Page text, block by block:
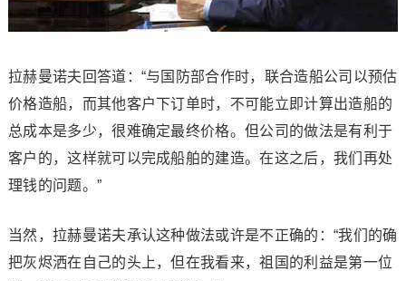
拉赫曼诺夫回答道：“与国防部合作时，联合造船公司以预估
价格造船，而其他客户下订单时，不可能立即计算出造船的
总成本是多少，很难确定最终价格。但公司的做法是有利于
客户的，这样就可以完成船舶的建造。在这之后，我们再处
理钱的问题。”
当然，拉赫曼诺夫承认这种做法或许是不正确的：“我们的确
把灰烬洒在自己的头上，但在我看来，祖国的利益是第一位